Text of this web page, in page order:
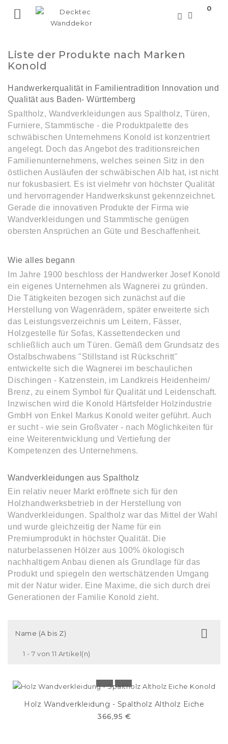
 0
Liste der Produkte nach Marken
Konold
Handwerkerqualität in Familientradition Innovation und
Qualität aus Baden- Württemberg
Spaltholz, Wandverkleidungen aus Spaltholz, Türen,
Furniere, Stammtische - die Produktpalette des
schwäbischen Unternehmens Konold ist konzentriert
angelegt. Doch das Angebot des traditionsreichen
Familienunternehmens, welches seinen Sitz in den
östlichen Ausläufen der schwäbischen Alb hat, ist nicht
nur fokusbasiert. Es ist vielmehr von höchster Qualität
und hervorragender Handwerkskunst gekennzeichnet.
Gerade die innovativen Produkte der Firma wie
Wandverkleidungen und Stammtische genügen
obersten Ansprüchen an Güte und Beschaffenheit.
Wie alles begann
Im Jahre 1900 beschloss der Handwerker Josef Konold
ein eigenes Unternehmen als Wagnerei zu gründen.
Die Tätigkeiten bezogen sich zunächst auf die
Herstellung von Wagenrädern, später erweiterte sich
das Leistungsverzeichnis um Leitern, Fässer,
Holzgestelle für Sofas, Kassettendecken und
schließlich auch um Türen. Gemäß dem Grundsatz des
Ostalbschwabens "Stillstand ist Rückschritt"
entwickelte sich die Wagnerei im beschaulichen
Dischingen - Katzenstein, im Landkreis Heidenheim/
Brenz, zu einem Symbol für Qualität und Leidenschaft.
Inzwischen wird die Konold Härtsfelder Holzindustrie
GmbH von Enkel Markus Konold weiter geführt. Auch
er sucht - wie sein Großvater - nach Möglichkeiten für
eine Weiterentwicklung und Vertiefung der
Kompetenzen des Unternehmens.
Wandverkleidungen aus Spaltholz
Ein relativ neuer Markt eröffnete sich für den
Holzhandwerksbetrieb in der Herstellung von
Wandverkleidungen. Spaltholz war das Mittel der Wahl
und wurde gleichzeitig der Name für ein
Premiumprodukt in höchster Qualität. Die
naturbelassenen Hölzer aus 100% ökologisch
nachhaltigem Anbau dienen als Grundlage für das
Produkt und spiegeln den wertschätzenden Umgang
mit der Natur wider. Eine Maxime, die sich durch drei
Generationen der Familie Konold zieht.
Name (A bis Z) 
1 - 7 von 11 Artikel(n)
Holz Wandverkleidung - Spaltholz Altholz Eiche
366,95 €